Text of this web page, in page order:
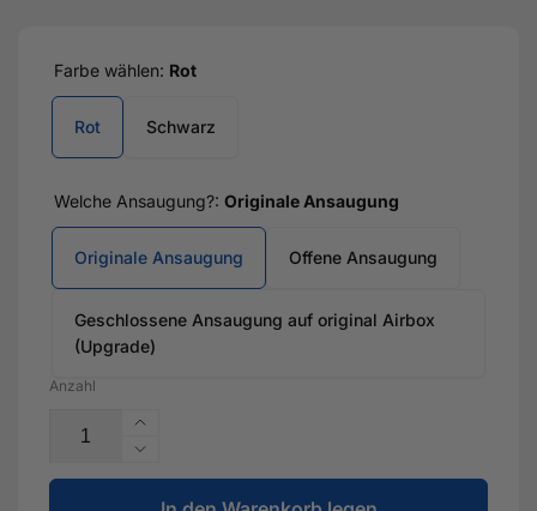
Farbe wählen: Rot
Rot Schwarz
Welche Ansaugung?: Originale Ansaugung
Originale Ansaugung Offene Ansaugung
Geschlossene Ansaugung auf original Airbox
(Upgrade)
Anzahl
Erhöhe
die
Menge
Verringere
die